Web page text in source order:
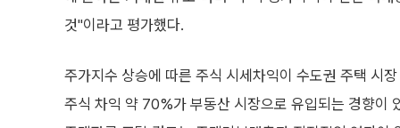
것"이라고 평가했다.
주가지수 상승에 따른 주식 시세차익이 수도권 주택 시
주식 차익 약 70%가 부동산 시장으로 유입되는 경향이